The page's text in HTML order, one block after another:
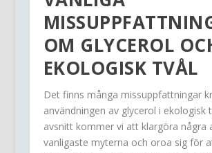
OM GLYCEROL
EKOLOGISK TVÅL
Det finns många missuppfattningar
användningen av glycerol i ekologisk
avsnitt kommer vi att klargöra några
vanligaste myterna och oroa sig för